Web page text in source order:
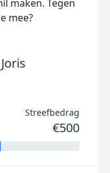
maken. Tegen
mee?
Streefbedrag
€500